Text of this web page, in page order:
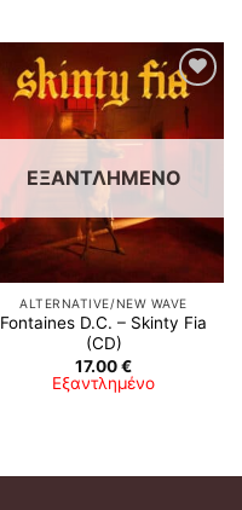
Προσθήκη
στη λίστα
επιθυμιών
ΕΞΑΝΤΛΗΜΈΝΟ
ALTERNATIVE/NEW WAVE
Fontaines D.C. – Skinty Fia
(CD)
17.00€
Εξαντλημένο